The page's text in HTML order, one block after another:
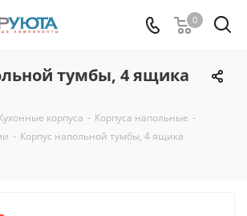
0
тумбы, 4 ящика
корпуса - Корпуса напольные -
- Корпус напольной тумбы, 4 ящика